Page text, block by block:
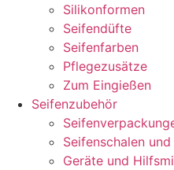
Silikonformen
Seifendüfte
Seifenfarben
Pflegezusätze
Zum Eingießen
Seifenzubehör
Seifenschalen
Geräte und